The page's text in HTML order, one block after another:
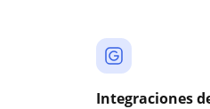
Integraciones